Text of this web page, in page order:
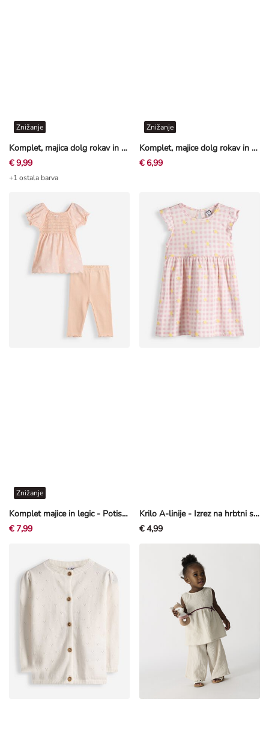
Komplet, majica dolg rokav in pajkice - Vezenine - belo
Znižanje
€ 9,99
+1 ostala barva
Komplet, majice dolg rokav in hlače - Bambi - Off-White bela
Znižanje
€ 6,99
Komplet majice in legic - Potisk po celotni površini - oranžna
Znižanje
€ 7,99
Krilo A-linije - Izrez na hrbtni strani - Off-White bela
€ 4,99